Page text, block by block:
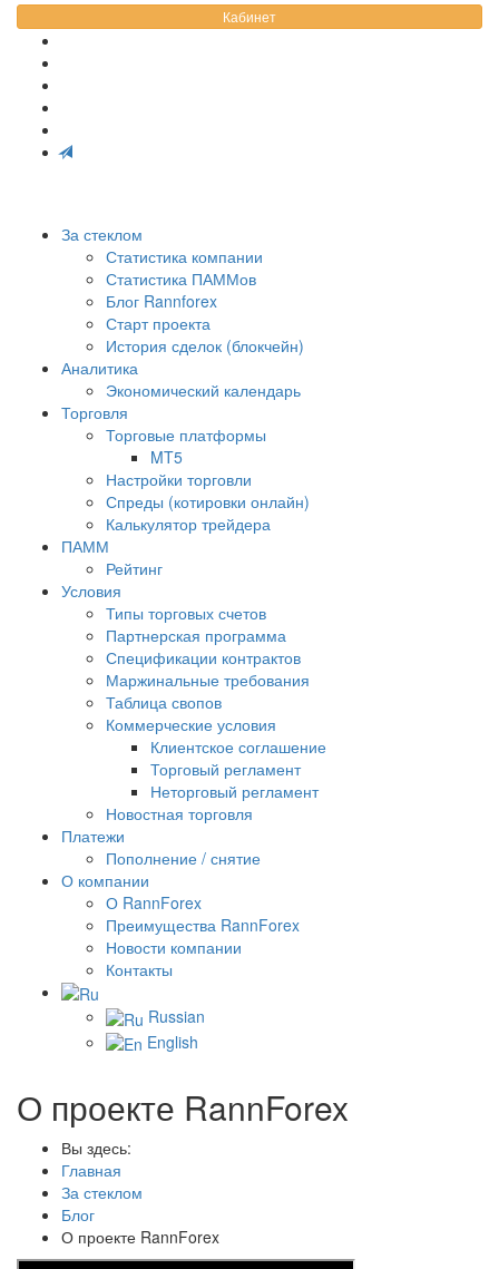
Кабинет
За стеклом
Статистика компании
Статистика ПАММов
Блог Rannforex
Старт проекта
История сделок (блокчейн)
Аналитика
Экономический календарь
Торговля
Торговые платформы
MT5
Настройки торговли
Спреды (котировки онлайн)
Калькулятор трейдера
ПАММ
Рейтинг
Условия
Типы торговых счетов
Партнерская программа
Спецификации контрактов
Маржинальные требования
Таблица свопов
Коммерческие условия
Клиентское соглашение
Торговый регламент
Неторговый регламент
Новостная торговля
Платежи
Пополнение / снятие
О компании
О RannForex
Преимущества RannForex
Новости компании
Контакты
Russian
English
О проекте RannForex
Вы здесь:
Главная
За стеклом
Блог
О проекте RannForex